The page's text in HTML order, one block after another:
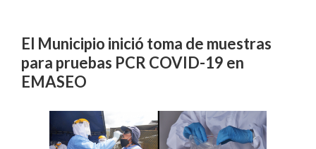
El Municipio inició toma de muestras
para pruebas PCR COVID-19 en
EMASEO